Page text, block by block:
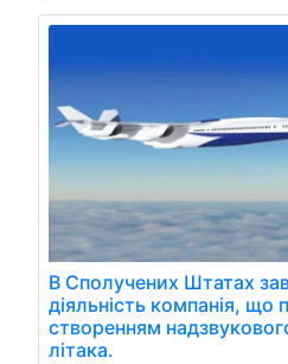
В Сполучених Штатах
діяльність компанія, що
створенням
літака.